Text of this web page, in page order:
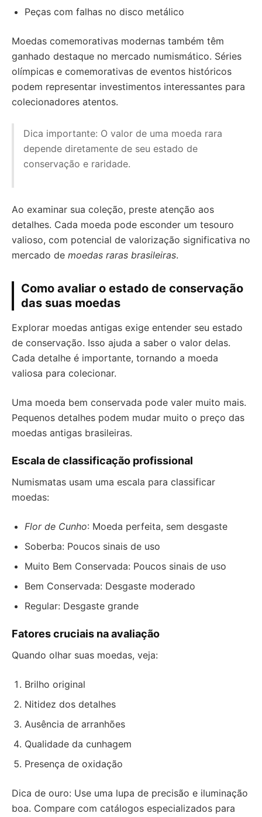
Peças com falhas no disco metálico
Moedas comemorativas modernas também têm
ganhado destaque no mercado numismático. Séries
olímpicas e comemorativas de eventos históricos
podem representar investimentos interessantes para
colecionadores atentos.
Dica importante: O valor de uma moeda rara
depende diretamente de seu estado de
conservação e raridade.
Ao examinar sua coleção, preste atenção aos
detalhes. Cada moeda pode esconder um tesouro
valioso, com potencial de valorização significativa no
mercado de moedas raras brasileiras.
Como avaliar o estado de conservação
das suas moedas
Explorar moedas antigas exige entender seu estado
de conservação. Isso ajuda a saber o valor delas.
Cada detalhe é importante, tornando a moeda
valiosa para colecionar.
Uma moeda bem conservada pode valer muito mais.
Pequenos detalhes podem mudar muito o preço das
moedas antigas brasileiras.
Escala de classificação profissional
Numismatas usam uma escala para classificar
moedas:
Flor de Cunho: Moeda perfeita, sem desgaste
Soberba: Poucos sinais de uso
Muito Bem Conservada: Poucos sinais de uso
Bem Conservada: Desgaste moderado
Regular: Desgaste grande
Fatores cruciais na avaliação
Quando olhar suas moedas, veja:
Brilho original
Nitidez dos detalhes
Ausência de arranhões
Qualidade da cunhagem
Presença de oxidação
Dica de ouro: Use uma lupa de precisão e iluminação
boa. Compare com catálogos especializados para